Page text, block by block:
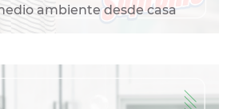
ambiente desde casa